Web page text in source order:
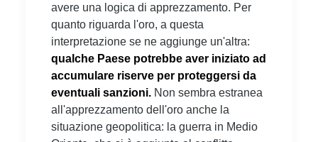
avere una logica di apprezzamento. Per
quanto riguarda l'oro, a questa
interpretazione se ne aggiunge un'altra:
qualche Paese potrebbe aver iniziato ad
accumulare riserve per proteggersi da
eventuali sanzioni. Non sembra estranea
all'apprezzamento dell'oro anche la
situazione geopolitica: la guerra in Medio